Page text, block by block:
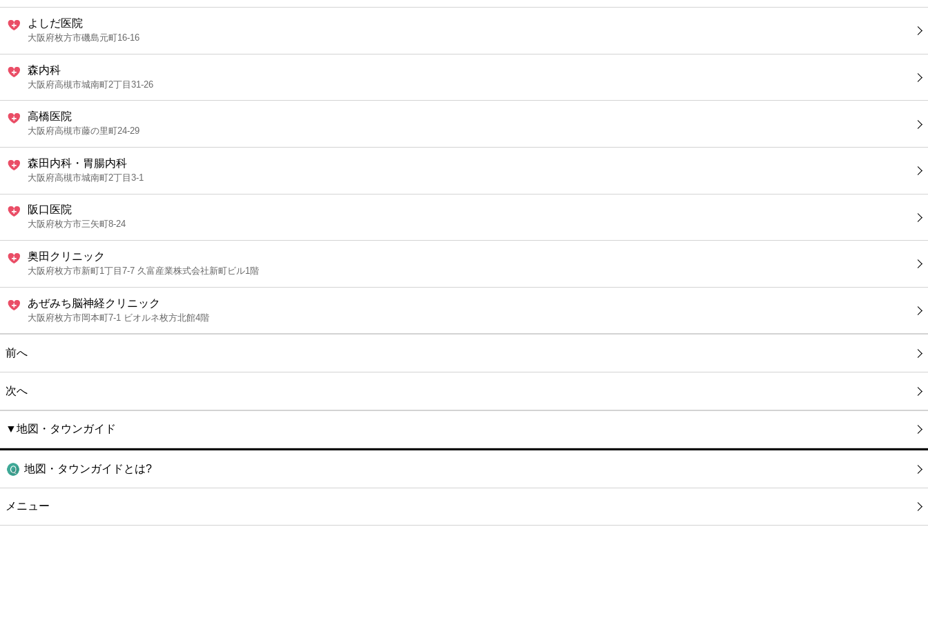
よしだ医院
大阪府枚方市磯島元町16-16
森内科
大阪府高槻市城南町2丁目31-26
高橋医院
大阪府高槻市藤の里町24-29
森田内科・胃腸内科
大阪府高槻市城南町2丁目3-1
阪口医院
大阪府枚方市三矢町8-24
奥田クリニック
大阪府枚方市新町1丁目7-7 久富産業株式会社新町ビル1階
あぜみち脳神経クリニック
大阪府枚方市岡本町7-1 ビオルネ枚方北館4階
前へ
次へ
▼地図・タウンガイド
地図・タウンガイドとは?
メニュー